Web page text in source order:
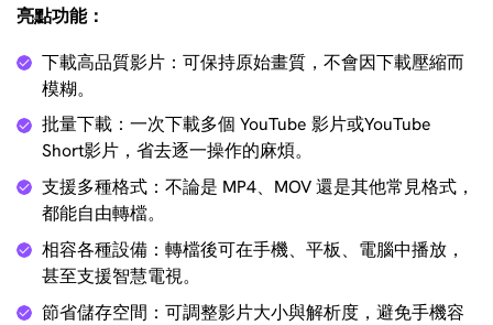
亮點功能：
下載高品質影片：可保持原始畫質，不會因下載壓縮而
模糊。
批量下載：一次下載多個 YouTube 影片或YouTube
Short影片，省去逐一操作的麻煩。
支援多種格式：不論是 MP4、MOV 還是其他常見格式，
都能自由轉檔。
相容各種設備：轉檔後可在手機、平板、電腦中播放，
甚至支援智慧電視。
節省儲存空間：可調整影片大小與解析度，避免手機容